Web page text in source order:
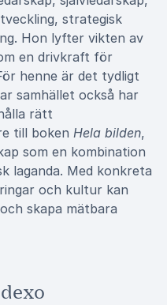
strategisk
Hon lyfter vikten av
en drivkraft för
henne är det tydligt
samhället också har
rätt
till boken Hela bilden,
som en kombination
laganda. Med konkreta
och kultur kan
skapa mätbara